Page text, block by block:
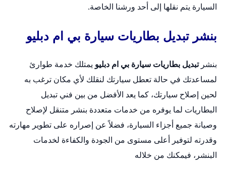
السيارة يتم نقلها إلى أحد ورشنا الخاصة.
بنشر تبديل بطاريات سيارة بي ام دبليو
بنشرتبديل بطاريات سيارة بي ام دبليو يمتلك خدمة طوارئ
لمساعدتك في حالة تعطل سيارتك لنقلك لأي مكان ترغب به
لحين إصلاح سيارتك، كما يعد الأفضل من بين فني تبديل
البطاريات لما يوفره من خدمات متعددة بنشر متنقل لإصلاح
وصيانة جميع أجزاء السيارة، فضلاً عن إصراره على تطوير مهارته
وقدرته لتوفير أعلى مستوى من الجودة والكفاءة لخدمات
البنشر، فيمكنك من خلاله